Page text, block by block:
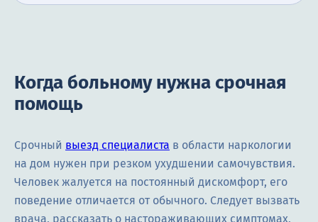
Когда больному нужна срочная
помощь
Срочный выезд специалиста в области наркологии
на дом нужен при резком ухудшении самочувствия.
Человек жалуется на постоянный дискомфорт, его
поведение отличается от обычного. Следует вызвать
врача, рассказать о настораживающих симптомах,